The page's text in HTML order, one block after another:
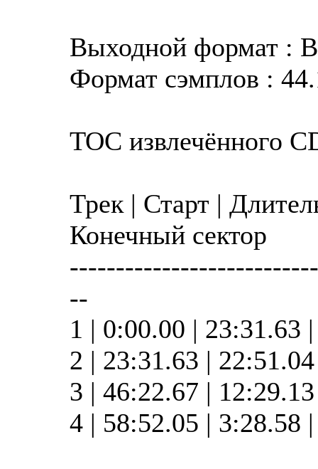
Выходной формат :
Формат сэмплов :
TOC извлечённого
Трек | Старт |
Конечный сектор
--
1 | 0:00.00 | 23:31.63
2 | 23:31.63 |
3 | 46:22.67 |
4 | 58:52.05 | 3:28.58